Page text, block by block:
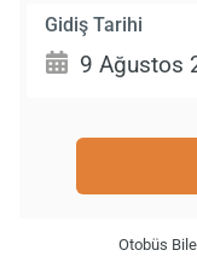
Gidiş Tarihi
Otobüs